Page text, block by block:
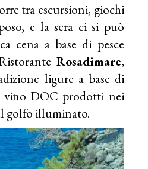
tra escursioni, giochi
e la sera ci si può
cena a base di pesce
Rosadimare,
ligure a base di
vino DOC prodotti nei
golfo illuminato.